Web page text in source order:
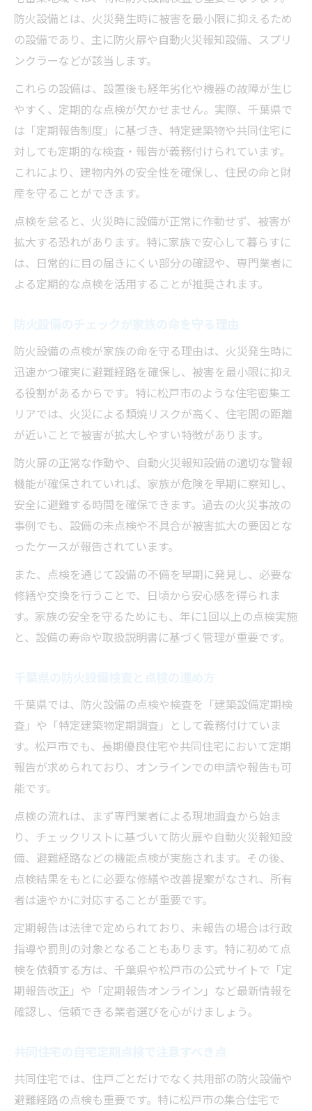
防火設備とは、火災発生時に被害を最小限に抑えるため
の設備であり、主に防火扉や自動火災報知設備、スプリ
ンクラーなどが該当します。
これらの設備は、設置後も経年劣化や機器の故障が生じ
やすく、定期的な点検が欠かせません。実際、千葉県で
は「定期報告制度」に基づき、特定建築物や共同住宅に
対しても定期的な検査・報告が義務付けられています。
これにより、建物内外の安全性を確保し、住民の命と財
産を守ることができます。
点検を怠ると、火災時に設備が正常に作動せず、被害が
拡大する恐れがあります。特に家族で安心して暮らすに
は、日常的に目の届きにくい部分の確認や、専門業者に
よる定期的な点検を活用することが推奨されます。
防火設備の点検が家族の命を守る理由は、火災発生時に
迅速かつ確実に避難経路を確保し、被害を最小限に抑え
る役割があるからです。特に松戸市のような住宅密集エ
リアでは、火災による類焼リスクが高く、住宅間の距離
が近いことで被害が拡大しやすい特徴があります。
防火扉の正常な作動や、自動火災報知設備の適切な警報
機能が確保されていれば、家族が危険を早期に察知し、
安全に避難する時間を確保できます。過去の火災事故の
事例でも、設備の未点検や不具合が被害拡大の要因とな
ったケースが報告されています。
また、点検を通じて設備の不備を早期に発見し、必要な
修繕や交換を行うことで、日頃から安心感を得られま
す。家族の安全を守るためにも、年に1回以上の点検実施
と、設備の寿命や取扱説明書に基づく管理が重要です。
千葉県では、防火設備の点検や検査を「建築設備定期検
査」や「特定建築物定期調査」として義務付けていま
す。松戸市でも、長期優良住宅や共同住宅において定期
報告が求められており、オンラインでの申請や報告も可
能です。
点検の流れは、まず専門業者による現地調査から始ま
り、チェックリストに基づいて防火扉や自動火災報知設
備、避難経路などの機能点検が実施されます。その後、
点検結果をもとに必要な修繕や改善提案がなされ、所有
者は速やかに対応することが重要です。
定期報告は法律で定められており、未報告の場合は行政
指導や罰則の対象となることもあります。特に初めて点
検を依頼する方は、千葉県や松戸市の公式サイトで「定
期報告改正」や「定期報告オンライン」など最新情報を
確認し、信頼できる業者選びを心がけましょう。
共同住宅では、住戸ごとだけでなく共用部の防火設備や
避難経路の点検も重要です。特に松戸市の集合住宅で